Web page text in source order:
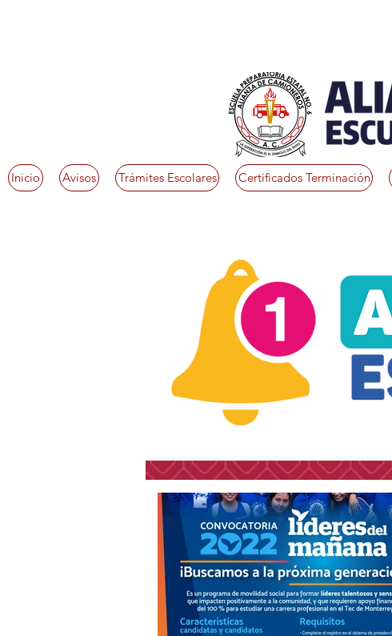
Inicio Avisos Trámites Escolares Certificados Terminación